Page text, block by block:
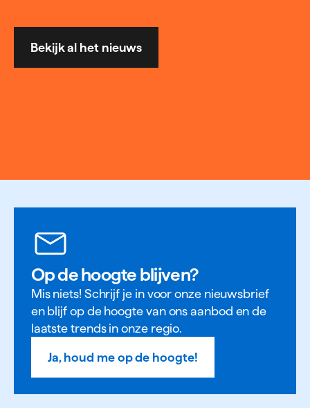
Bekijk al het nieuws
Op de hoogte blijven?
Mis niets! Schrijf je in voor onze nieuwsbrief
en blijf op de hoogte van ons aanbod en de
laatste trends in onze regio.
Ja, houd me op de hoogte!